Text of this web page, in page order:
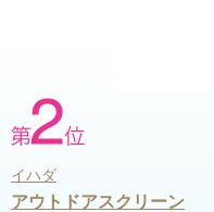
イハダ
アウトドアスクリーン